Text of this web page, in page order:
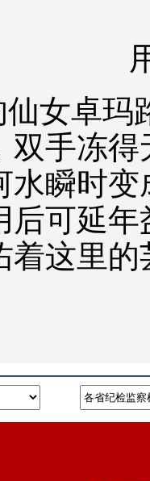
女卓玛
双手冻
水瞬时
后可延
着这里